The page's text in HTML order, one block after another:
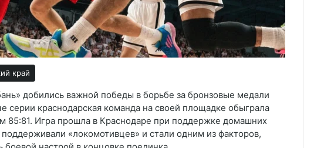
край
добились важной победы в борьбе за бронзовые медали
серии краснодарская команда на своей площадке обыграла
85:81. Игра прошла в Краснодаре при поддержке домашних
«локомотивцев» и стали одним из факторов,